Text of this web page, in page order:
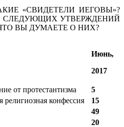
«СВИДЕТЕЛИ ИЕГОВЫ»?
СЛЕДУЮЩИХ УТВЕРЖДЕНИЙ
ВЫ ДУМАЕТЕ О НИХ?
Июнь,
2017
от протестантизма
5
религиозная конфессия
15
49
20